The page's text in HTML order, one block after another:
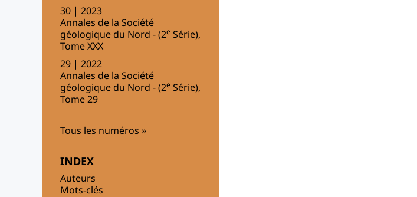
30 | 2023
Annales de la Société
géologique du Nord - (2e Série),
Tome XXX
29 | 2022
Annales de la Société
géologique du Nord - (2e Série),
Tome 29
Tous les numéros
INDEX
Auteurs
Mots-clés